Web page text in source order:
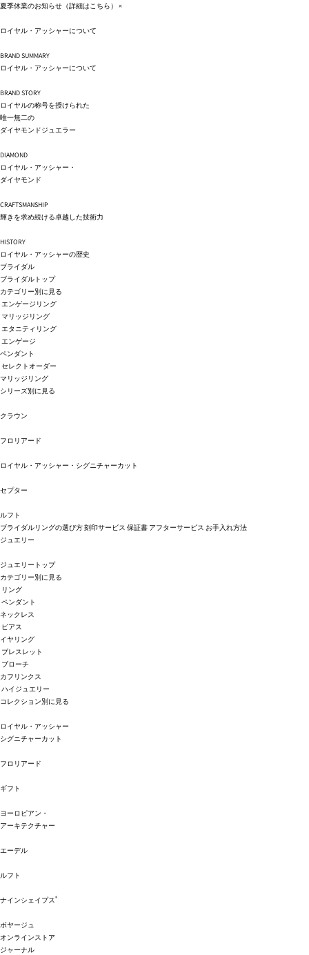
コンテ
進む
夏季休業のお知らせ（詳細はこちら） ×
ロイヤル・アッシャーについて
BRAND SUMMARY
ロイヤル・アッシャーについて
BRAND STORY
ロイヤルの称号を授けられた
唯一無二の
ダイヤモンドジュエラー
DIAMOND
ロイヤル・アッシャー・
ダイヤモンド
CRAFTSMANSHIP
輝きを求め続ける卓越した技術力
HISTORY
ロイヤル・アッシャーの歴史
ブライダル
ブライダルトップ
カテゴリー別に見る
エンゲージリング
マリッジリング
エタニティリング
エンゲージ
ペンダント
セレクトオーダー
マリッジリング
シリーズ別に見る
クラウン
フロリアード
ロイヤル・アッシャー・シグニチャーカット
セプター
ルフト
ブライダルリングの選び方刻印サービス 保証書 アフターサービス お手入れ方法
ジュエリー
ジュエリートップ
カテゴリー別に見る
リング
ペンダント
ネックレス
ピアス
イヤリング
ブレスレット
ブローチ
カフリンクス
ハイジュエリー
コレクション別に見る
ロイヤル・アッシャー
シグニチャーカット
フロリアード
ギフト
ヨーロピアン・
アーキテクチャー
エーデル
ルフト
ナインシェイプス®
ボヤージュ
オンラインストア
ジャーナル